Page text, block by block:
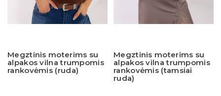
Megztinis moterims su
alpakos vilna trumpomis
rankovėmis (ruda)
Megztinis moterims su
alpakos vilna trumpomis
rankovėmis (tamsiai
ruda)